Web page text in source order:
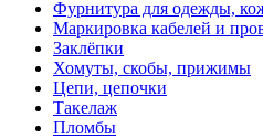
Фурнитура для одежды,
Маркировка кабелей и
Заклёпки
Хомуты, скобы, прижимы
Цепи, цепочки
Такелаж
Пломбы